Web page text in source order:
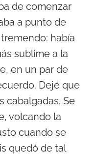
de comenzar
a punto de
había
sublime a la
en un par de
Dejé que
cabalgadas. Se
volcando la
cuando se
quedó de tal